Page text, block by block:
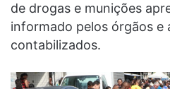
de drogas e munições
informado pelos órgãos e
contabilizados.